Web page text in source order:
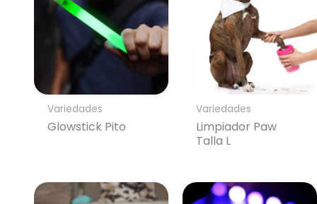
Variedades
Glowstick Pito
Variedades
Limpiador Paw
Talla L